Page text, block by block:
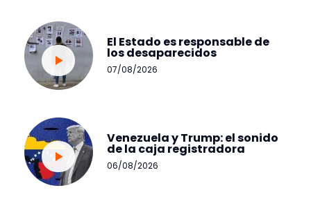
El Estado es responsable de
los desaparecidos
07/08/2026
Venezuela y Trump: el sonido
de la caja registradora
06/08/2026